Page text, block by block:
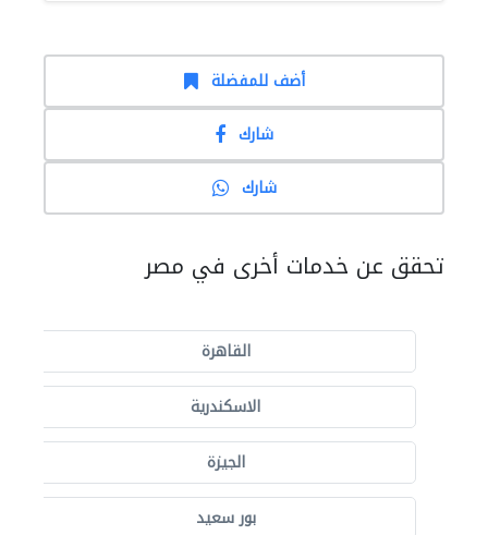
أضف للمفضلة
شارك
شارك
تحقق عن خدمات أخرى في مصر
القاهرة
الاسكندرية
الجيزة
بور سعيد